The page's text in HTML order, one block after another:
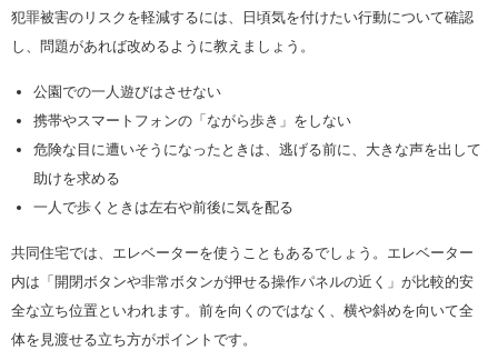
犯罪被害のリスクを軽減するには、日頃気を付けたい行動について確認
し、問題があれば改めるように教えましょう。
公園での一人遊びはさせない
携帯やスマートフォンの「ながら歩き」をしない
危険な目に遭いそうになったときは、逃げる前に、大きな声を出して
助けを求める
一人で歩くときは左右や前後に気を配る
共同住宅では、エレベーターを使うこともあるでしょう。エレベーター
内は「開閉ボタンや非常ボタンが押せる操作パネルの近く」が比較的安
全な立ち位置といわれます。前を向くのではなく、横や斜めを向いて全
体を見渡せる立ち方がポイントです。